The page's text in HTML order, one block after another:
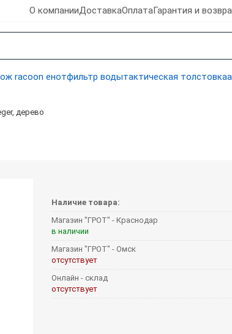
О компанииДоставкаОплатаГарантия и
racoon енотфильтр водытактическая толстовка
дерево
Наличие товара:
Магазин "ГРОТ" - Краснодар
в наличии
Магазин "ГРОТ" - Омск
отсутствует
Онлайн - склад
отсутствует